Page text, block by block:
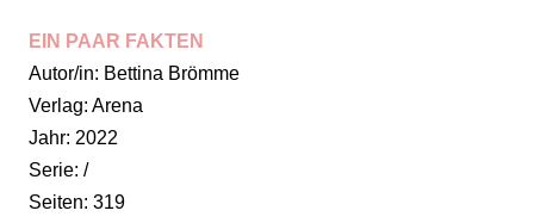
EIN PAAR FAKTEN
Autor/in: Bettina Brömme
Verlag: Arena
Jahr: 2022
Serie: /
Seiten: 319